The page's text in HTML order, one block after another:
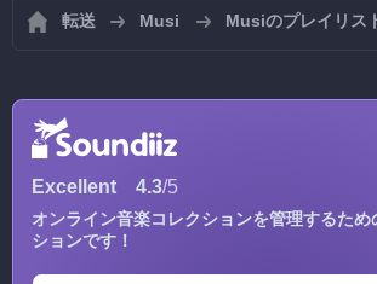
転送 Musi Musiのプレイリス
Excellent 4.3/5
オンライン音楽コレクションを管理するた
ションです！